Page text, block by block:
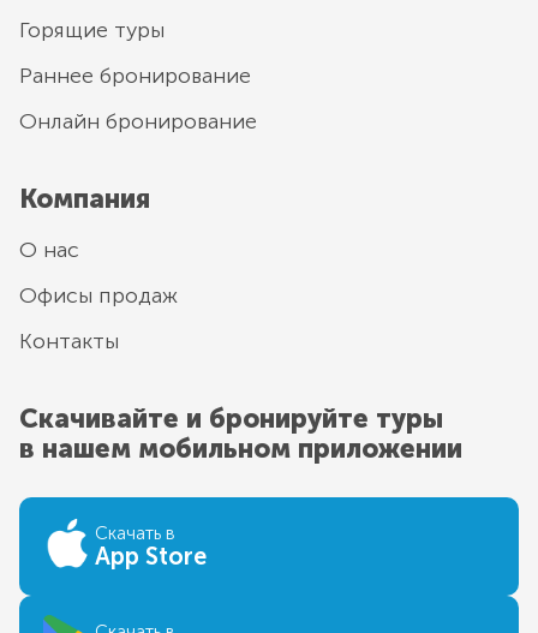
Горящие туры
Раннее бронирование
Онлайн бронирование
Компания
О нас
Офисы продаж
Контакты
Скачивайте и бронируйте туры
в нашем мобильном приложении
Скачать в
App Store